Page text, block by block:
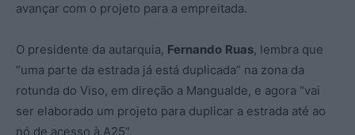
avançar com o projeto para a empreitada.
O presidente da autarquia, Fernando Ruas, lembra que
“uma parte da estrada já está duplicada” na zona da
rotunda do Viso, em direção a Mangualde, e agora “vai
ser elaborado um projeto para duplicar a estrada até ao
nó de acesso à A25”.